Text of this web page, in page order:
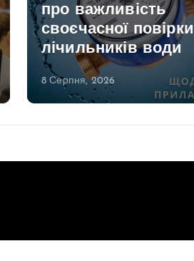
про важливість
своєчасної повірки
лічильників води
8 Серпня, 2026